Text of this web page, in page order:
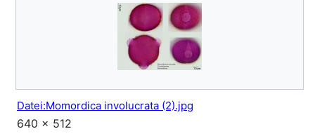
Datei:Momordica involucrata (2).jpg
640 × 512